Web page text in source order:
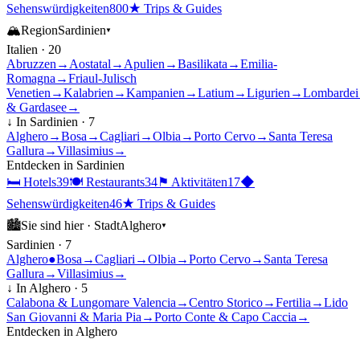
Sehenswürdigkeiten800★ Trips & Guides
🏔RegionSardinien▾
Italien · 20
Abruzzen → Aostatal → Apulien →Basilikata →Emilia-
Romagna →Friaul-Julisch
Venetien →Kalabrien →Kampanien →Latium→Ligurien →Lombardei
& Gardasee→
↓ In Sardinien · 7
Alghero→Bosa →Cagliari →Olbia →Porto Cervo→ Santa Teresa
Gallura →Villasimius→
Entdecken in Sardinien
🛏 Hotels39🍽 Restaurants34⚑ Aktivitäten17◆
Sehenswürdigkeiten46★ Trips & Guides
🏙Sie sind hier · StadtAlghero▾
Sardinien · 7
Alghero●Bosa →Cagliari →Olbia →Porto Cervo→ Santa Teresa
Gallura →Villasimius→
↓ In Alghero · 5
Calabona & Lungomare Valencia →Centro Storico→Fertilia →Lido
San Giovanni & Maria Pia →Porto Conte & Capo Caccia →
Entdecken in Alghero